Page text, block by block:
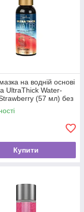
на водній основі
UltraThick Water-
(57 мл) без
Купити